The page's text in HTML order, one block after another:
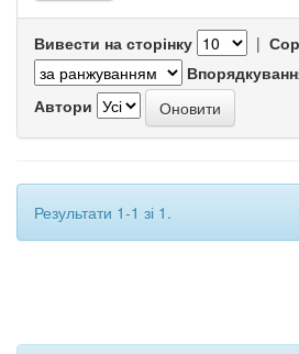
Вивести на сторінку |
Автори
Результати 1-1 зі 1.